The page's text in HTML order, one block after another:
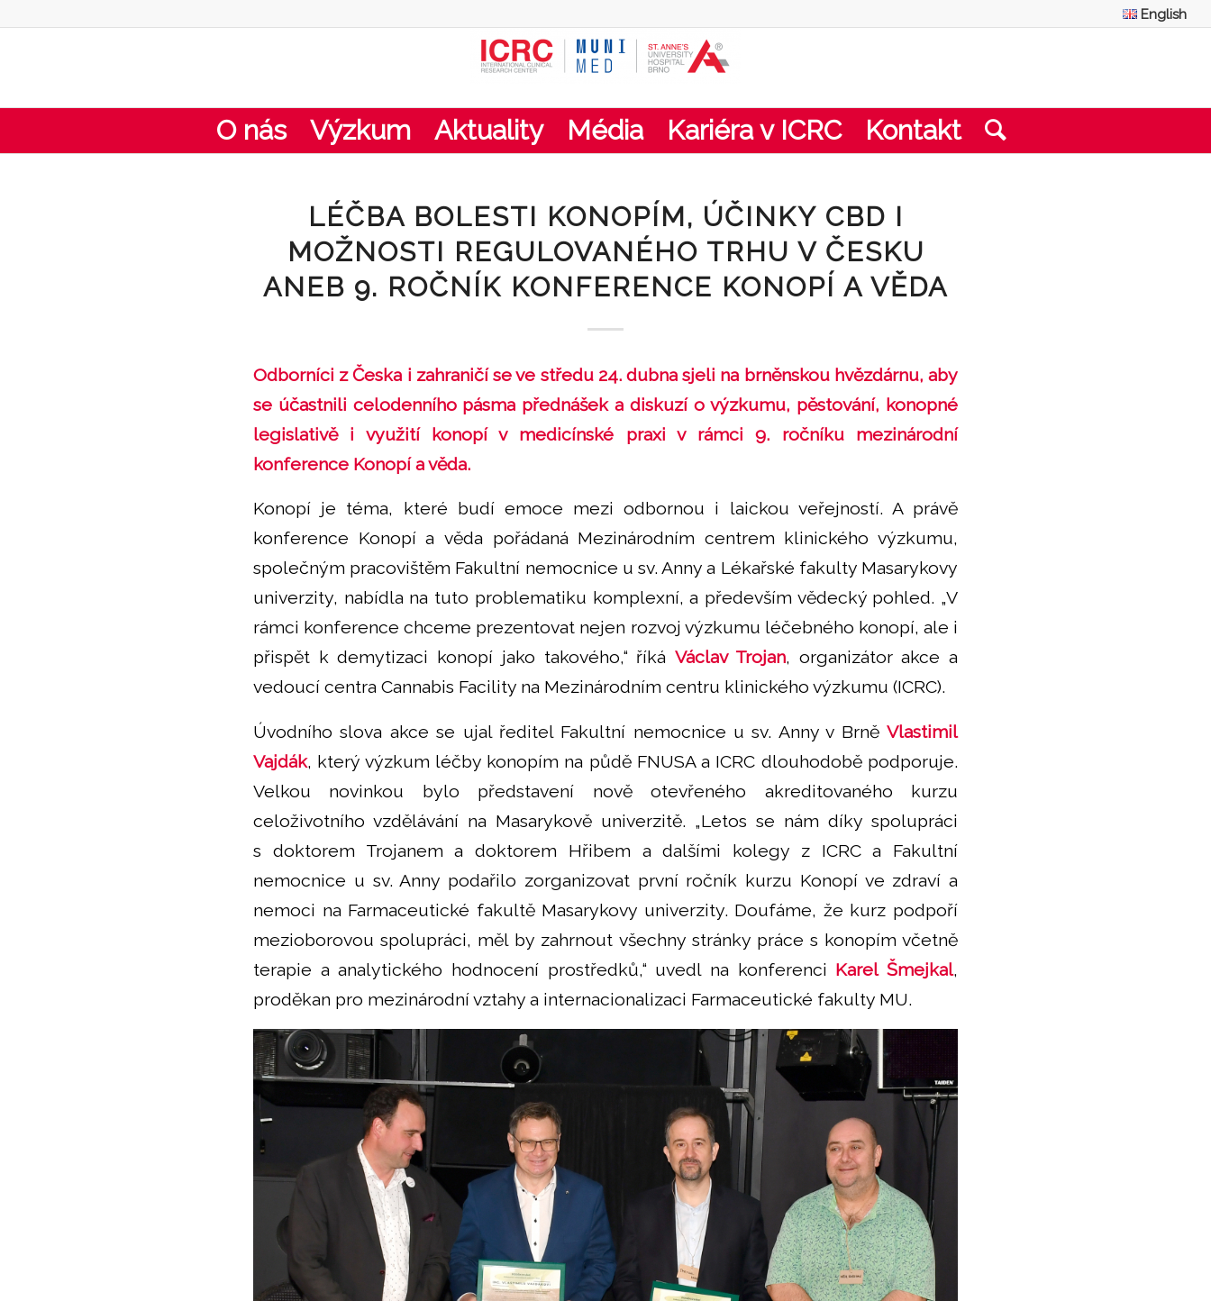
English
O nás Výzkum Aktuality Média Kariéra v ICRC Kontakt
LÉČBA BOLESTI KONOPÍM, ÚČINKY CBD I
MOŽNOSTI REGULOVANÉHO TRHU V ČESKU
ANEB 9. ROČNÍK KONFERENCE KONOPÍ A VĚDA
Odborníci z Česka i zahraničí se ve středu 24. dubna sjeli na brněnskou hvězdárnu, aby
se účastnili celodenního pásma přednášek a diskuzí o výzkumu, pěstování, konopné
legislativě i využití konopí v medicínské praxi v rámci 9. ročníku mezinárodní
konference Konopí a věda.
Konopí je téma, které budí emoce mezi odbornou i laickou veřejností. A právě
konference Konopí a věda pořádaná Mezinárodním centrem klinického výzkumu,
společným pracovištěm Fakultní nemocnice u sv. Anny a Lékařské fakulty Masarykovy
univerzity, nabídla na tuto problematiku komplexní, a především vědecký pohled. „V
rámci konference chceme prezentovat nejen rozvoj výzkumu léčebného konopí, ale i
přispět k demytizaci konopí jako takového,“ říkáVáclav Trojan, organizátor akce a
vedoucí centra Cannabis Facility na Mezinárodním centru klinického výzkumu (ICRC).
Úvodního slova akce se ujal ředitel Fakultní nemocnice u sv. Anny v Brně Vlastimil
Vajdák, který výzkum léčby konopím na půdě FNUSA a ICRC dlouhodobě podporuje.
Velkou novinkou bylo představení nově otevřeného akreditovaného kurzu
celoživotního vzdělávání na Masarykově univerzitě. „Letos se nám díky spolupráci
s doktorem Trojanem a doktorem Hřibem a dalšími kolegy z ICRC a Fakultní
nemocnice u sv. Anny podařilo zorganizovat první ročník kurzu Konopí ve zdraví a
nemoci na Farmaceutické fakultě Masarykovy univerzity. Doufáme, že kurz podpoří
mezioborovou spolupráci, měl by zahrnout všechny stránky práce s konopím včetně
terapie a analytického hodnocení prostředků,“ uvedl na konferenci Karel Šmejkal,
proděkan pro mezinárodní vztahy a internacionalizaci Farmaceutické fakulty MU.